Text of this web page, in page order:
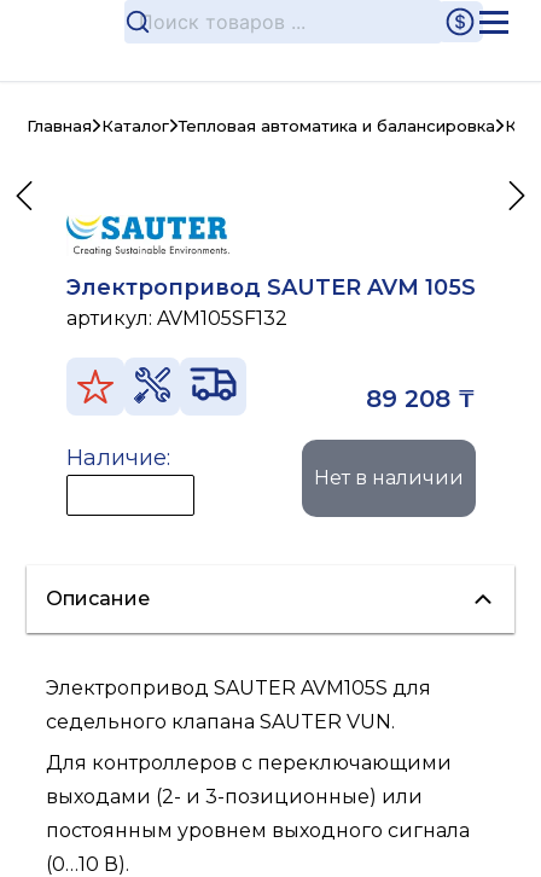
Главная Каталог Тепловая автоматика и балансировка
Электропривод SAUTER AVM 105S
артикул: AVM105SF132
89 208 ₸
Наличие:
Нет в наличии
Описание
Электропривод SAUTER AVM105S для
седельного клапана SAUTER VUN.
Для контроллеров с переключающими
выходами (2- и 3-позиционные) или
постоянным уровнем выходного сигнала
(0…10 В).